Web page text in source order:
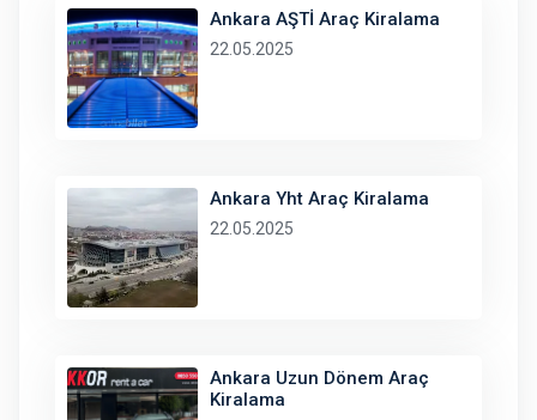
Ankara AŞTİ Araç Kiralama
22.05.2025
Ankara Yht Araç Kiralama
22.05.2025
Ankara Uzun Dönem Araç
Kiralama